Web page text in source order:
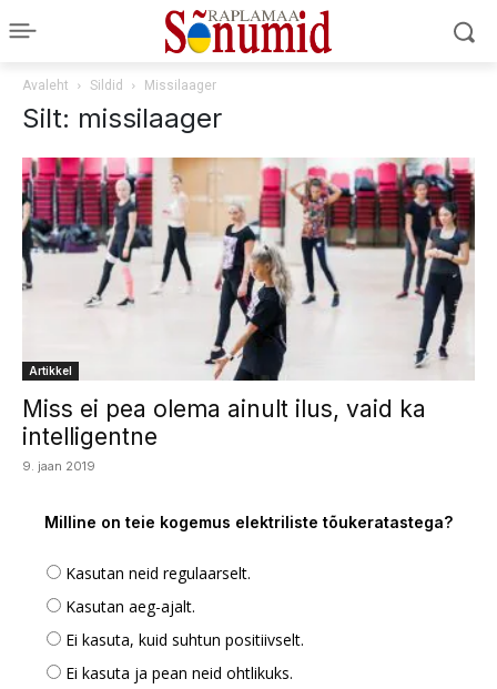
Avaleht Sildid Missilaager
Silt: missilaager
Artikkel
Miss ei pea olema ainult ilus, vaid ka
intelligentne
9. jaan 2019
Milline on teie kogemus elektriliste tõukeratastega?
Kasutan neid regulaarselt.
Kasutan aeg-ajalt.
Ei kasuta, kuid suhtun positiivselt.
Ei kasuta ja pean neid ohtlikuks.